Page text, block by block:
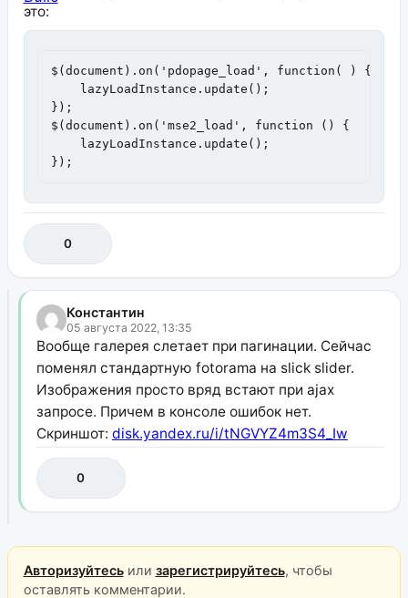
это:
$(document).on('pdopage_load', function( ) {
    lazyLoadInstance.update();
});
$(document).on('mse2_load', function () {
    lazyLoadInstance.update();
});
0
Константин
05 августа 2022, 13:35
Вообще галерея слетает при пагинации. Сейчас
поменял стандартную fotorama на slick slider.
Изображения просто вряд встают при ajax
запросе. Причем в консоле ошибок нет.
Скриншот: disk.yandex.ru/i/tNGVYZ4m3S4_Iw
0
Авторизуйтесьили зарегистрируйтесь, чтобы
оставлять комментарии.